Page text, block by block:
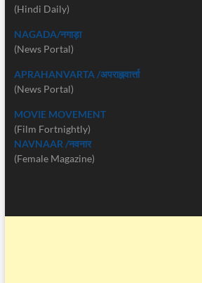
(Hindi Daily)
NAGADA/नगाड़ा
(News Portal)
APRAHANVARTA /अपराह्नवार्त्ता
(News Portal)
MOVIE MOVEMENT
(Film Fortnightly)
NAVNAAR /नवनार
(Female Magazine)